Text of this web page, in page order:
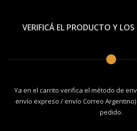
VERIFICÁ EL PRODUCTO Y
Ya en el carrito verifica el método de
envío expreso / envío Correo
pedido.